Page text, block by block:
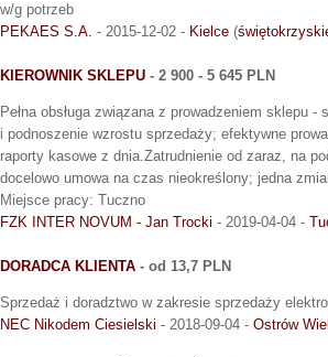
w/g potrzeb
PEKAES S.A. - 2015-12-02 - Kielce (
KIEROWNIK SKLEPU - 2 900 - 5 645 PLN
Pełna obsługa związana z prowadzeniem sklepu
i podnoszenie wzrostu sprzedaży; efektywne
raporty kasowe z dnia.Zatrudnienie od zaraz, na
docelowo umowa na czas nieokreślony; jedna
Miejsce pracy: Tuczno
FZK INTER NOVUM - Jan Trocki - 2019-04-04 -
DORADCA KLIENTA - od 13,7 PLN
Sprzedaż i doradztwo w zakresie sprzedaży
NEC Nikodem Ciesielski - 2018-09-04 - Ostrów